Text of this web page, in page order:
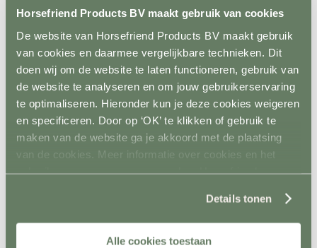
Horsefriend Products BV maakt gebruik van cookies
De website van Horsefriend Products BV maakt gebruik
van cookies en daarmee vergelijkbare technieken. Dit
doen wij om de website te laten functioneren, gebruik van
de website te analyseren en om jouw gebruikerservaring
te optimaliseren. Hieronder kun je deze cookies weigeren
en specificeren. Door op ‘OK’ te klikken of gebruik te
maken van de website ga je akkoord met de plaatsing
van de cookies. Meer informatie over cookies en het
gebruik van persoonsgegevens door Horsefriend
Details tonen
Alle cookies toestaan
Spelmateriaal
Terug
Vaste opslag
Mobiele opslag
Vloer- en Wandsystemen
Terug
Stalwand
Stalvloer
Paddock/weiland
Wasplaatsen
Looppaden
Stap/draf molen
Ontvetten / lijmen / Kitten